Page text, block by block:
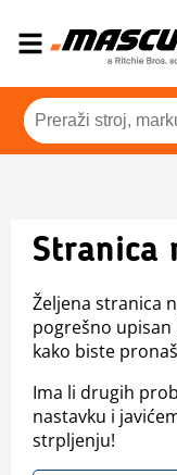
Stranica
Željena stranica
pogrešno upisan
kako biste
Ima li drugih
nastavku i
strpljenju!